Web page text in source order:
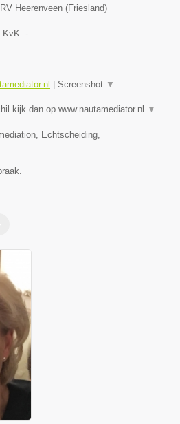
Heerenveen (Friesland)
, KvK: -
Screenshot ▼
kijk dan op www.nautamediator.nl ▼
Echtscheiding,